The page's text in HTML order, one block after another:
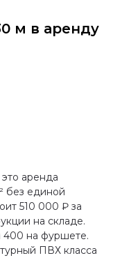
м в аренду
аренда
без единой
510 000 ₽ за
на складе.
400 на фуршете.
ПВХ класса